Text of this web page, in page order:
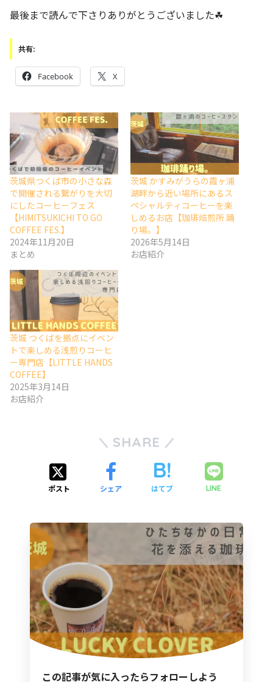
最後まで読んで下さりありがとうございました☘
共有:
Facebook X
茨城県つくば市の小さな森
で開催される繋がりを大切
にしたコーヒーフェス
【HIMITSUKICHI TO GO
COFFEE FES.】
2024年11月20日
まとめ
茨城 かすみがうらの霞ヶ浦
湖畔から近い場所にあるス
ペシャルティコーヒーを楽
しめるお店【珈琲焙煎所 踊
り場。】
2026年5月14日
お店紹介
茨城 つくばを拠点にイベン
トで楽しめる浅煎りコーヒ
ー専門店【LITTLE HANDS
COFFEE】
2025年3月14日
お店紹介
SHARE
ポスト シェア はてブ LINE
この記事が気に入ったらフォローしよう